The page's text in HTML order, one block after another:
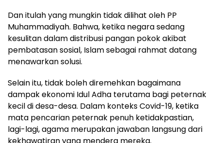
Dan itulah yang mungkin tidak dilihat oleh PP
Muhammadiyah. Bahwa, ketika negara sedang
kesulitan dalam distribusi pangan pokok akibat
pembatasan sosial, Islam sebagai rahmat datang
menawarkan solusi.
Selain itu, tidak boleh diremehkan bagaimana
dampak ekonomi Idul Adha terutama bagi peternak
kecil di desa-desa. Dalam konteks Covid-19, ketika
mata pencarian peternak penuh ketidakpastian,
lagi-lagi, agama merupakan jawaban langsung dari